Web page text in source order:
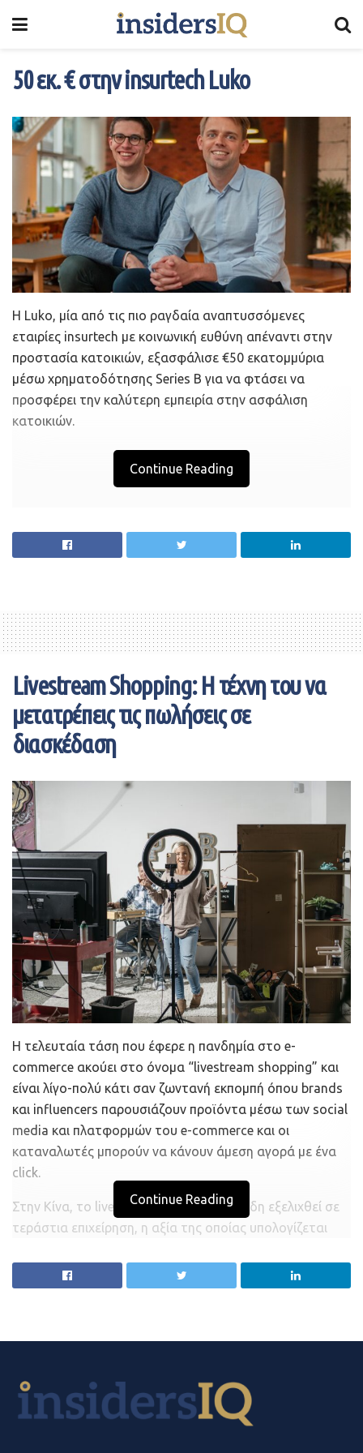
50 εκ. € στην insurtech Luko
Η Luko, μία από τις πιο ραγδαία αναπτυσσόμενες
εταιρίες insurtech με κοινωνική ευθύνη απέναντι στην
προστασία κατοικιών, εξασφάλισε €50 εκατομμύρια
μέσω χρηματοδότησης Series B για να φτάσει να
προσφέρει την καλύτερη εμπειρία στην ασφάλιση
κατοικιών.
Continue Reading
Livestream Shopping: Η τέχνη του να
μετατρέπεις τις πωλήσεις σε
διασκέδαση
Η τελευταία τάση που έφερε η πανδημία στο e-
commerce ακούει στο όνομα “livestream shopping” και
είναι λίγο-πολύ κάτι σαν ζωντανή εκπομπή όπου brands
και influencers παρουσιάζουν προϊόντα μέσω των social
media και πλατφορμών του e-commerce και οι
καταναλωτές μπορούν να κάνουν άμεση αγορά με ένα
click.
Στην Κίνα, το livestream shopping έχει ήδη εξελιχθεί σε
τεράστια επιχείρηση, η αξία της οποίας υπολογίζεται
λόγω Covid, η τάση αρχίζει να απογειώνεται και στις
ΗΠΑ και, πλέον, οι έμποροι έχουν στη διάθεσή τους
Η Google, το YouTube, η Amazon, το Instagram και το
shopping, ενώ η NTWRK, η Popshop Live, η ShopShops
και η Moda Operandi και άλλες VC-backed startups
απευθύνονται σε πιο niche κοινό. Κάποιες από αυτές τις
Continue Reading